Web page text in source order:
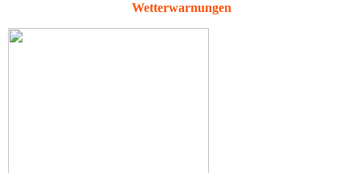
Wetterwarnungen